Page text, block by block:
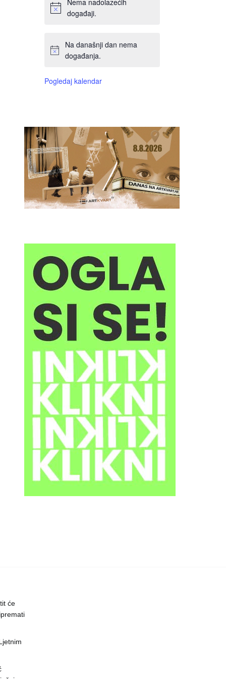
Nema nadolazećih
događaji.
Na današnji dan nema
događanja.
Pogledaj kalendar
će